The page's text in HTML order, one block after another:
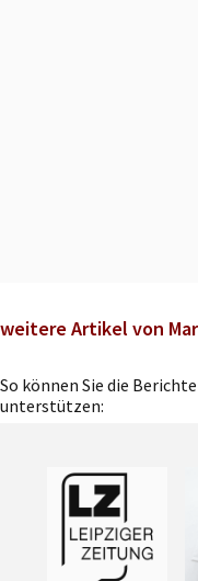
weitere Artikel von
So können Sie die
unterstützen: